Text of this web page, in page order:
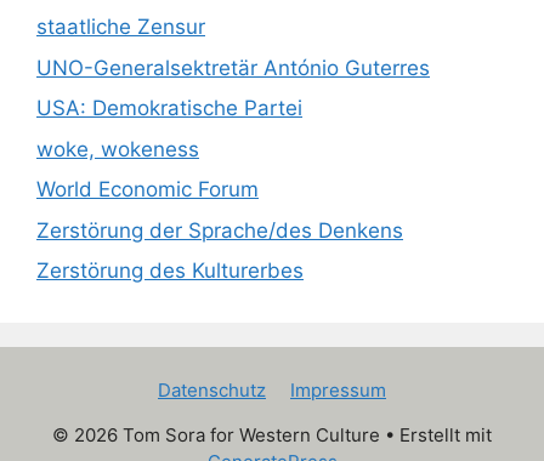
staatliche Zensur
UNO-Generalsektretär António Guterres
USA: Demokratische Partei
woke, wokeness
World Economic Forum
Zerstörung der Sprache/des Denkens
Zerstörung des Kulturerbes
Datenschutz
Impressum
© 2026 Tom Sora for Western Culture • Erstellt mit